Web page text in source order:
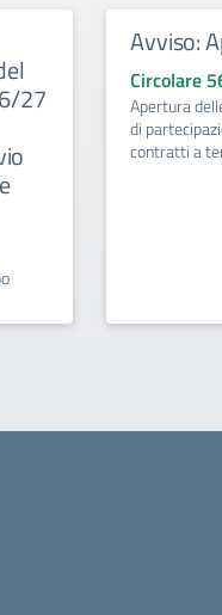
27
Avviso:
Circolare
Apertura
di
contratti a